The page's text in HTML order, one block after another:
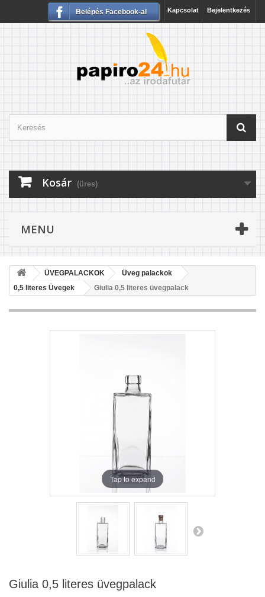
Bejelentkezés
Kapcsolat
Belépés Facebook-al
Kosár (üres)
MENU
ÜVEGPALACKOK
Üveg palackok
0,5 literes Üvegek
Giulia 0,5 literes üvegpalack
Tap to expand
Giulia 0,5 literes üvegpalack